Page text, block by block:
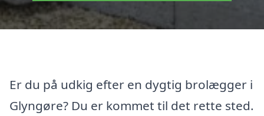
Er du på udkig efter en dygtig brolægger i
Glyngøre? Du er kommet til det rette sted.